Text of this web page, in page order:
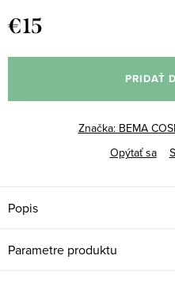
€15
cena:
PRIDAŤ
Značka: BEMA
Opýtať sa
Popis
Parametre produktu